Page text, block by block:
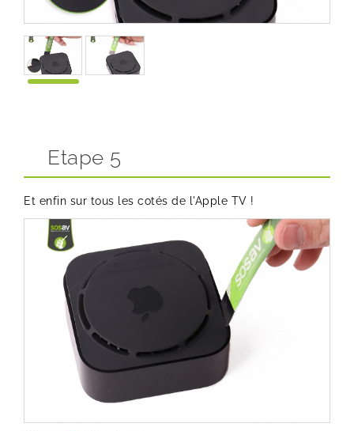
Etape 5
Et enfin sur tous les cotés de l'Apple TV !